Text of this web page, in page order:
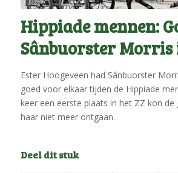
Hippiade mennen:
Sânbuorster Morris
Ester Hoogeveen had Sânbuorster
goed voor elkaar tijden de Hippiade
keer een eerste plaats in het ZZ kon de
haar niet meer ontgaan.
Deel dit stuk